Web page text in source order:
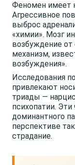
Феномен имеет
Агрессивное
выброс
«химии». Мозг
возбуждение от
механизм,
возбуждения».
Исследования
привлекают
триады —
психопатии.
доминантного
перспективе
страдание.